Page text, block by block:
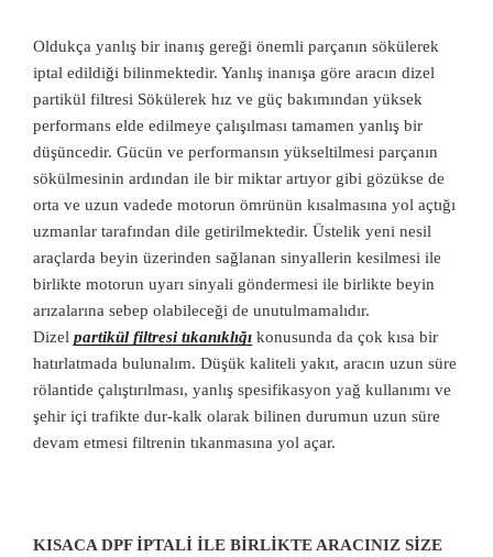
Oldukça yanlış bir inanış gereği önemli parçanın sökülerek
iptal edildiği bilinmektedir. Yanlış inanışa göre aracın dizel
partikül filtresi Sökülerek hız ve güç bakımından yüksek
performans elde edilmeye çalışılması tamamen yanlış bir
düşüncedir. Gücün ve performansın yükseltilmesi parçanın
sökülmesinin ardından ile bir miktar artıyor gibi gözükse de
orta ve uzun vadede motorun ömrünün kısalmasına yol açtığı
uzmanlar tarafından dile getirilmektedir. Üstelik yeni nesil
araçlarda beyin üzerinden sağlanan sinyallerin kesilmesi ile
birlikte motorun uyarı sinyali göndermesi ile birlikte beyin
arızalarına sebep olabileceği de unutulmamalıdır.
Dizel partikül filtresi tıkanıklığı konusunda da çok kısa bir
hatırlatmada bulunalım. Düşük kaliteli yakıt, aracın uzun süre
rölantide çalıştırılması, yanlış spesifikasyon yağ kullanımı ve
şehir içi trafikte dur-kalk olarak bilinen durumun uzun süre
devam etmesi filtrenin tıkanmasına yol açar.
KISACA DPF İPTALİ İLE BİRLİKTE ARACINIZ SİZE